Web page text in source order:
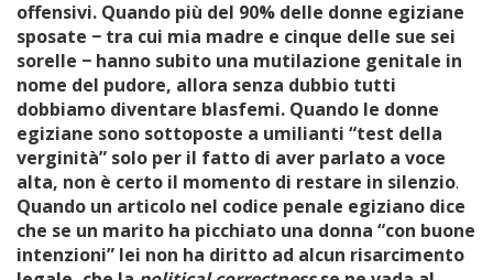
offensivi. Quando più del 90% delle donne egiziane
sposate − tra cui mia madre e cinque delle sue sei
sorelle − hanno subito una mutilazione genitale in
nome del pudore, allora senza dubbio tutti
dobbiamo diventare blasfemi. Quando le donne
egiziane sono sottoposte a umilianti “test della
verginità” solo per il fatto di aver parlato a voce
alta, non è certo il momento di restare in silenzio.
Quando un articolo nel codice penale egiziano dice
che se un marito ha picchiato una donna “con buone
intenzioni” lei non ha diritto ad alcun risarcimento